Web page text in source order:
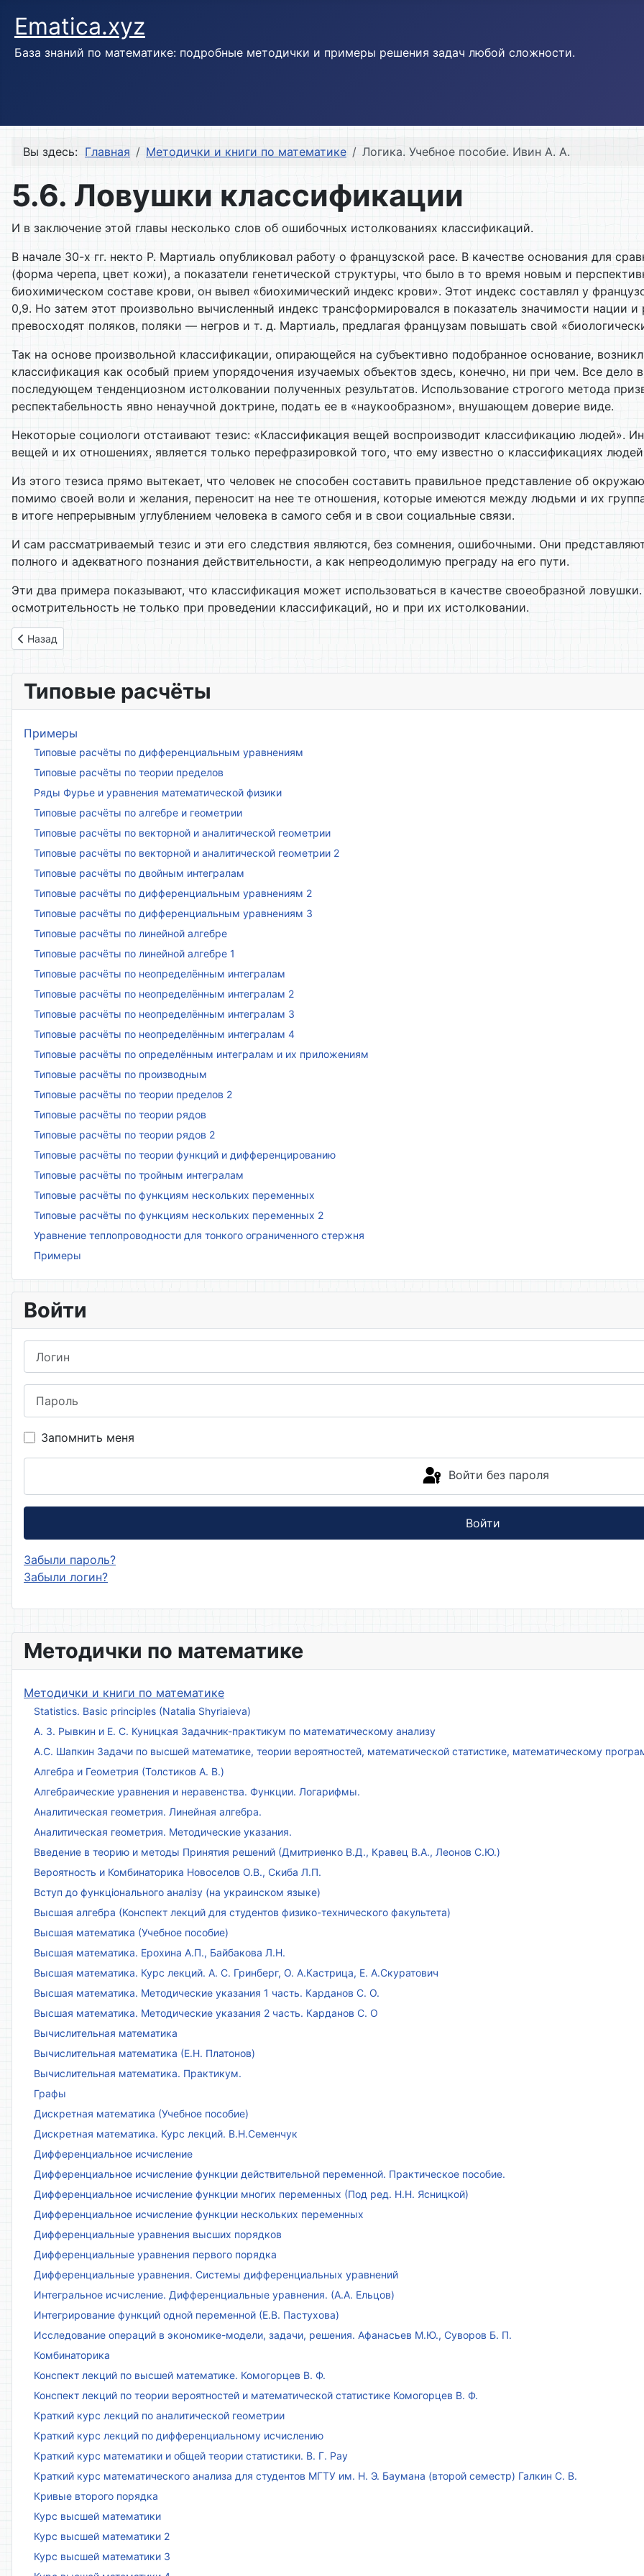
Ematica.xyz
База знаний по математике: подробные методички и примеры решения задач любой сложности.
Методички по математике
Методички и книги по математике
Statistics. Basic principles (Natalia Shyriaieva)
А. З. Рывкин и Е. С. Куницкая Задачник-практикум по математическому анализу
А.С. Шапкин Задачи по высшей математике, теории вероятностей, математической статистике, математическому
Алгебра и Геометрия (Толстиков А. В.)
Алгебраические уравнения и неравенства. Функции. Логарифмы.
Аналитическая геометрия. Линейная алгебра.
Аналитическая геометрия. Методические указания.
Введение в теорию и методы Принятия решений (Дмитриенко В.Д., Кравец В.А., Леонов С.Ю.)
Вероятность и Комбинаторика Новоселов О.В., Скиба Л.П.
Вступ до функціонального аналізу (на украинском языке)
Высшая алгебра (Конспект лекций для студентов физико-технического факультета)
Высшая математика (Учебное пособие)
Высшая математика. Ерохина А.П., Байбакова Л.Н.
Высшая математика. Курс лекций. А. С. Гринберг, О. А.Кастрица, Е. А.Скуратович
Высшая математика. Методические указания 1 часть. Карданов С. О.
Высшая математика. Методические указания 2 часть. Карданов С. О
Вычислительная математика
Вычислительная математика (Е.Н. Платонов)
Вычислительная математика. Практикум.
Графы
Дискретная математика (Учебное пособие)
Дискретная математика. Курс лекций. В.Н.Семенчук
Дифференциальное исчисление
Дифференциальное исчисление функции действительной переменной. Практическое пособие.
Дифференциальное исчисление функции многих переменных (Под ред. Н.Н. Ясницкой)
Дифференциальное исчисление функции нескольких переменных
Дифференциальные уравнения высших порядков
Дифференциальные уравнения первого порядка
Дифференциальные уравнения. Системы дифференциальных уравнений
Интегральное исчисление. Дифференциальные уравнения. (А.А. Ельцов)
Интегрирование функций одной переменной (Е.В. Пастухова)
Исследование операций в экономике-модели, задачи, решения. Афанасьев М.Ю., Суворов Б. П.
Комбинаторика
Конспект лекций по высшей математике. Комогорцев В. Ф.
Конспект лекций по теории вероятностей и математической статистике Комогорцев В. Ф.
Краткий курс лекций по аналитической геометрии
Краткий курс лекций по дифференциальному исчислению
Краткий курс математики и общей теории статистики. В. Г. Рау
Краткий курс математического анализа для студентов МГТУ им. Н. Э. Баумана (второй семестр) Галкин С. В.
Кривые второго порядка
Курс высшей математики
Курс высшей математики 2
Курс высшей математики 3
Вы здесь: Главная Методички и книги по математике Логика. Учебное пособие. Ивин А. А.
5.6. Ловушки классификации
И в заключение этой главы несколько слов об ошибочных истолкованиях классификаций.
В начале 30-х гг. некто Р. Мартиаль опубликовал работу о французской расе. В качестве основания для
(форма черепа, цвет кожи), а показатели генетической структуры, что было в то время новым и
биохимическом составе крови, он вывел «биохимический индекс крови». Этот индекс составлял у
0,9. Но затем этот произвольно вычисленный индекс трансформировался в показатель значимости нации
превосходят поляков, поляки — негров и т. д. Мартиаль, предлагая французам повышать свой
Так на основе произвольной классификации, опирающейся на субъективно подобранное основание,
классификация как особый прием упорядочения изучаемых объектов здесь, конечно, ни при чем. Все
последующем тенденциозном истолковании полученных результатов. Использование строгого метода
респектабельность явно ненаучной доктрине, подать ее в «наукообразном», внушающем доверие виде.
Некоторые социологи отстаивают тезис: «Классификация вещей воспроизводит классификацию людей».
вещей и их отношениях, является только перефразировкой того, что ему известно о классификациях
Из этого тезиса прямо вытекает, что человек не способен составить правильное представление об
помимо своей воли и желания, переносит на нее те отношения, которые имеются между людьми и их
в итоге непрерывным углублением человека в самого себя и в свои социальные связи.
И сам рассматриваемый тезис и эти его следствия являются, без сомнения, ошибочными. Они
полного и адекватного познания действительности, а как непреодолимую преграду на его пути.
Эти два примера показывают, что классификация может использоваться в качестве своеобразной
осмотрительность не только при проведении классификаций, но и при их истолковании.
Предыдущий: 5.5. Еще примеры классификации
Назад
Типовые расчёты
Примеры
Типовые расчёты по дифференциальным уравнениям
Типовые расчёты по теории пределов
Ряды Фурье и уравнения математической физики
Типовые расчёты по алгебре и геометрии
Типовые расчёты по векторной и аналитической геометрии
Типовые расчёты по векторной и аналитической геометрии 2
Типовые расчёты по двойным интегралам
Типовые расчёты по дифференциальным уравнениям 2
Типовые расчёты по дифференциальным уравнениям 3
Типовые расчёты по линейной алгебре
Типовые расчёты по линейной алгебре 1
Типовые расчёты по неопределённым интегралам
Типовые расчёты по неопределённым интегралам 2
Типовые расчёты по неопределённым интегралам 3
Типовые расчёты по неопределённым интегралам 4
Типовые расчёты по определённым интегралам и их приложениям
Типовые расчёты по производным
Типовые расчёты по теории пределов 2
Типовые расчёты по теории рядов
Типовые расчёты по теории рядов 2
Типовые расчёты по теории функций и дифференцированию
Типовые расчёты по тройным интегралам
Типовые расчёты по функциям нескольких переменных
Типовые расчёты по функциям нескольких переменных 2
Уравнение теплопроводности для тонкого ограниченного стержня
Примеры
Войти
Запомнить меня
Войти без пароля
Войти
Забыли пароль?
Забыли логин?